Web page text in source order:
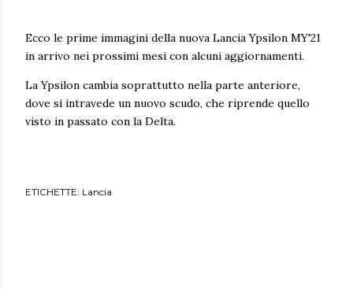
Ecco le prime immagini della nuova Lancia Ypsilon MY'21
in arrivo nei prossimi mesi con alcuni aggiornamenti.
La Ypsilon cambia soprattutto nella parte anteriore,
dove si intravede un nuovo scudo, che riprende quello
visto in passato con la Delta.
ETICHETTE: Lancia